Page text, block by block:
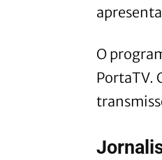
O
PortaTV.